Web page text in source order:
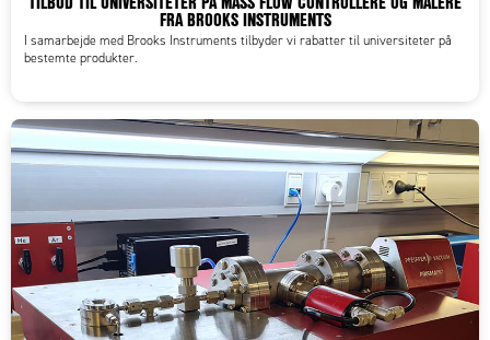
FRA BROOKS INSTRUMENTS
I samarbejde med Brooks Instruments tilbyder vi rabatter til universiteter på
bestemte produkter.